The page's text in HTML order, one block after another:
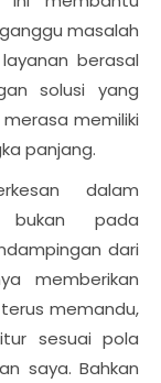
masalah
berasal
solusi yang
memiliki
panjang.
dalam
bukan pada
dari
memberikan
memandu,
sesuai pola
saya. Bahkan